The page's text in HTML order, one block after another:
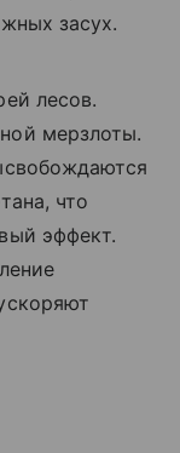
засух.
лесов.
мерзлоты.
что
эффект.